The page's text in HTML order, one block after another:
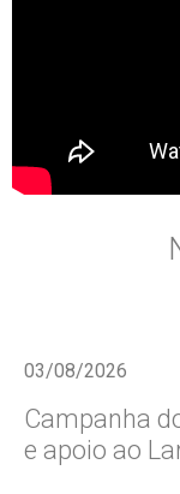
03/08/2026
Campanha
e apoio ao